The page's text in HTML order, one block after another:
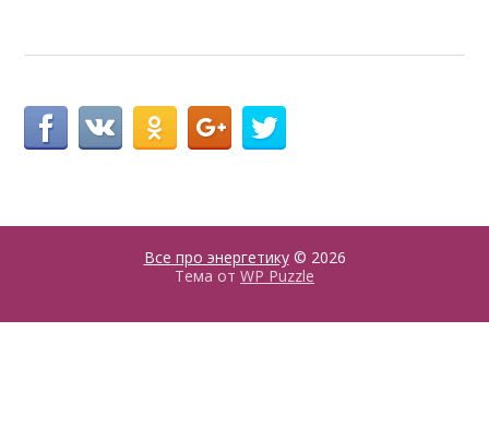
Все про энергетику© 2026
Тема от WP Puzzle